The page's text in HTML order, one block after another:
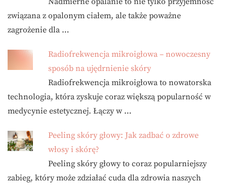
związana z opalonym ciałem, ale także poważne
zagrożenie dla …
Radiofrekwencja mikroigłowa – nowoczesny
sposób na ujędrnienie skóry
Radiofrekwencja mikroigłowa to nowatorska
technologia, która zyskuje coraz większą popularność w
medycynie estetycznej. Łączy w …
Peeling skóry głowy: Jak zadbać o zdrowe
włosy i skórę?
Peeling skóry głowy to coraz popularniejszy
zabieg, który może zdziałać cuda dla zdrowia naszych